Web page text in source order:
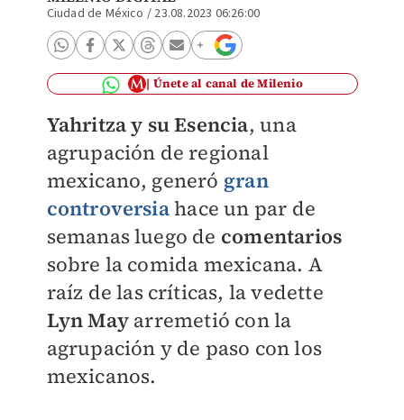
Ciudad de México / 23.08.2023 06:26:00
Únete al canal de Milenio
Yahritza y su Esencia, una
agrupación de regional
mexicano, generó gran
controversiahace un par de
semanas luego de comentarios
sobre la comida mexicana. A
raíz de las críticas, la vedette
Lyn Mayarremetió con la
agrupación y de paso con los
mexicanos.